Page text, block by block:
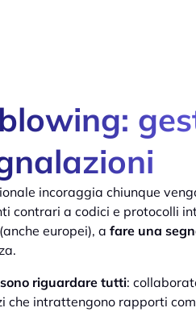
incoraggia chiunque
contrari a codici e protocolli
europei), a fare una
riguardare tutti:
che intrattengono rapporti